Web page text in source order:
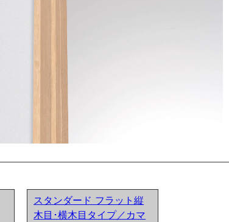
スタンダード フラット縦
木目･横木目タイプ／カマ